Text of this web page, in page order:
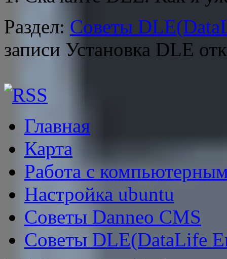
Раздел: Советы
записи Установка DLE
Главная
Карта
Работа с
Настройка ubuntu
Советы Danneo CMS
Советы DLE(DataLife